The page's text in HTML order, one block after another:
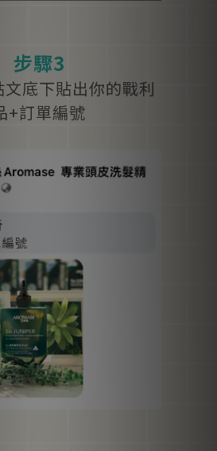
步驟3
底下貼出你的戰利
+訂單編號